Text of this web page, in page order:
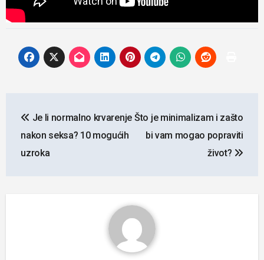
objava
Je li normalno krvarenje
nakon seksa? 10 mogućih
uzroka
Što je minimalizam i zašto
bi vam mogao popraviti
život?